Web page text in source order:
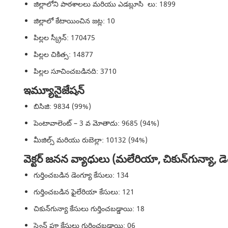
జిల్లాలోని పాఠశాలలు మరియు ఎడబ్లూసి లు: 1899
జిల్లాలో కేటాయించిన జట్ల: 10
పిల్లల స్క్రీన్: 170475
పిల్లల చికిత్స: 14877
పిల్లల సూచించబడినది: 3710
ఇమ్యూనైజేషన్
బిసిజి: 9834 (99%)
పెంటావాలెంట్ – 3 వ మోతాదు: 9685 (94%)
మీజిల్స్ మరియు రుబెల్లా: 10132 (94%)
వెక్టర్ జనన వ్యాధులు (మలేరియా, చికున్‌గున్యా,
గుర్తించబడిన డెంగ్యూ కేసులు: 134
గుర్తించబడిన ఫైలేరియా కేసులు: 121
చికున్‌గున్యా కేసులు గుర్తించబడ్డాయి: 18
స్వైన్ ఫ్లూ కేసులు గుర్తించబడ్డాయి: 06